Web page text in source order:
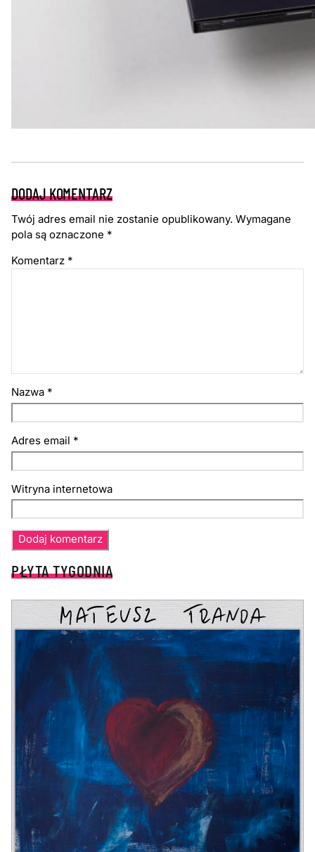
DODAJ KOMENTARZ
Twój adres email nie zostanie opublikowany. Wymagane
pola są oznaczone *
Komentarz *
Nazwa *
Adres email *
Witryna internetowa
PŁYTA TYGODNIA